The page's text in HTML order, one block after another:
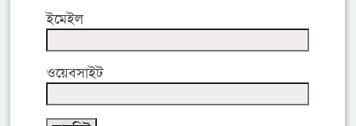
ইমেইল
ওয়েবসাইট